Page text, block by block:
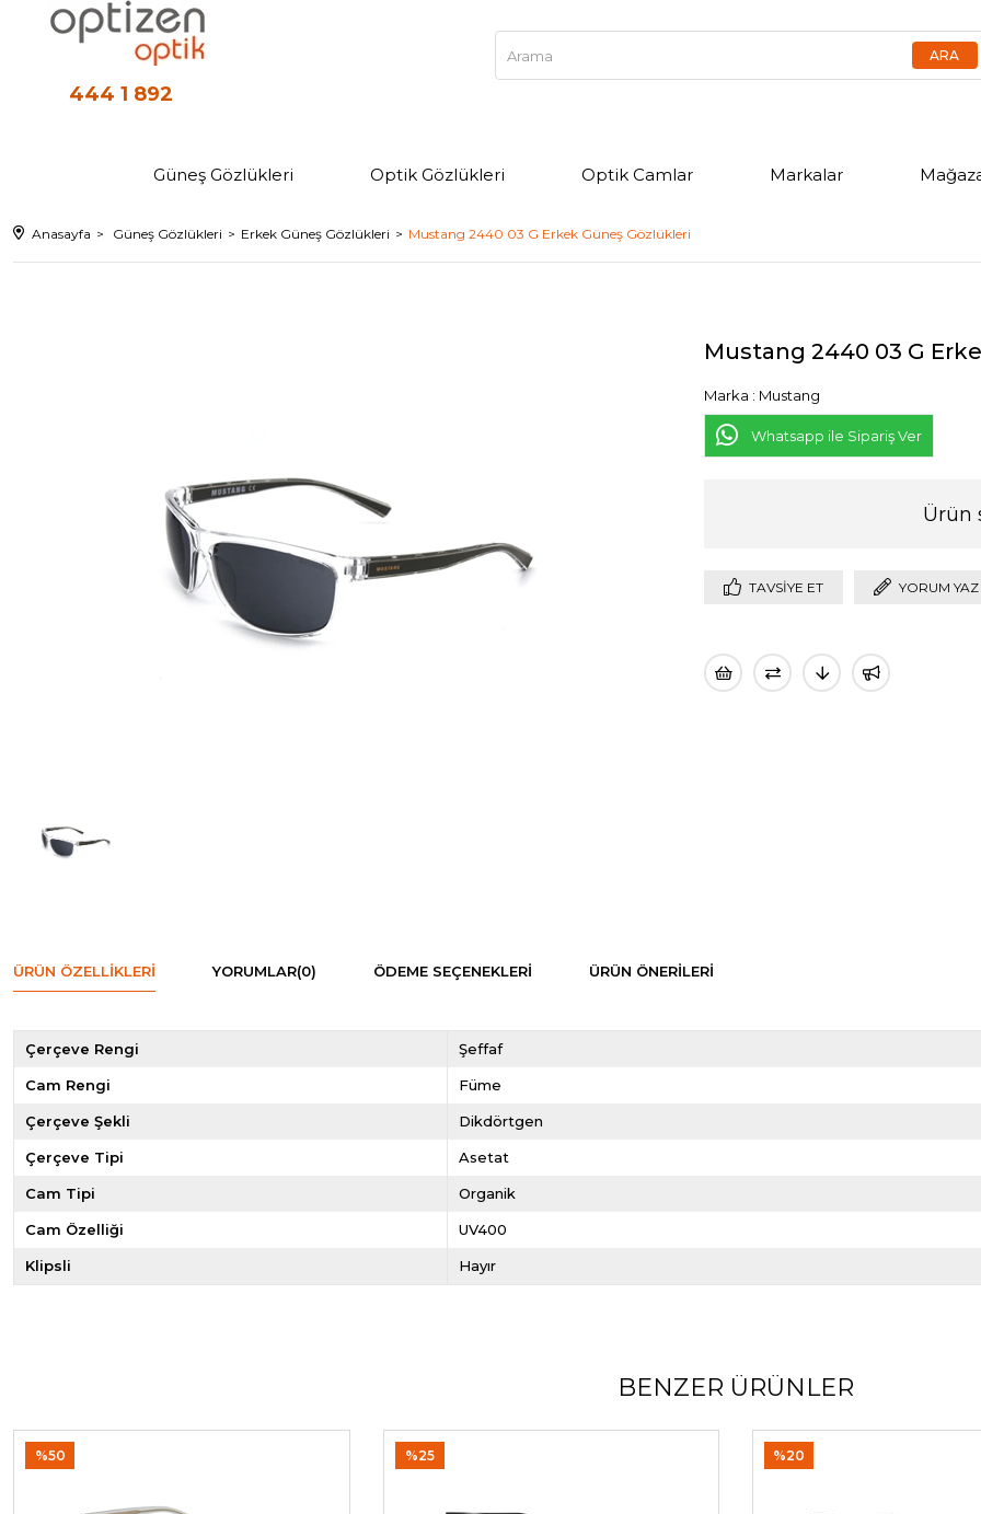
444 1 892
Güneş Gözlükleri Optik Gözlükleri Optik Camlar Markalar
Anasayfa Güneş Gözlükleri Erkek Güneş Gözlükleri Mustang 2440 03 G Erkek Güneş Gözlükleri
Mustang 2440 03 G
Marka : Mustang
Whatsapp ile Sipariş Ver
Ürün
TAVSIYE ET YORUM YAZ
ÜRÜN ÖZELLIKLERI YORUMLAR(0) ÖDEME SEÇENEKLERI ÜRÜN ÖNERILERI
Çerçeve Rengi Şeffaf
Cam Rengi Füme
Çerçeve Şekli Dikdörtgen
Çerçeve Tipi Asetat
Cam Tipi Organik
Cam Özelliği UV400
Klipsli Hayır
BENZER ÜRÜNLER
%50 %25 %20